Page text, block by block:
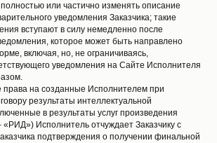
или частично изменять описание
уведомления Заказчика; такие
вступают в силу немедленно после
которое может быть направлено
включая, но, не ограничиваясь,
уведомления на Сайте Исполнителя
права на созданные Исполнителем при
результаты интеллектуальной
в результаты услуг произведения
«РИД») Исполнитель отчуждает Заказчику с
подтверждения о получении финальной